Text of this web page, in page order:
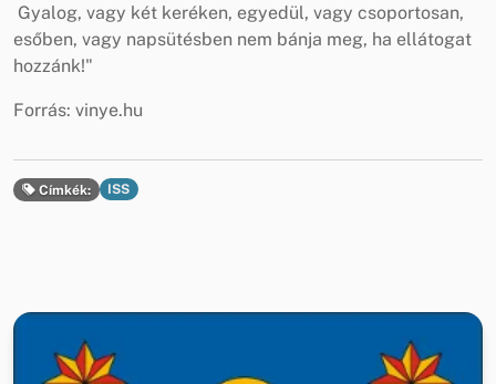
Gyalog, vagy két keréken, egyedül, vagy csoportosan,
esőben, vagy napsütésben nem bánja meg, ha ellátogat
hozzánk!"
Forrás: vinye.hu
Címkék: ISS